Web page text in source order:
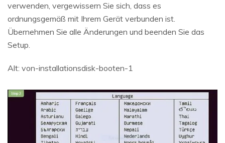
verwenden, vergewissern Sie sich, dass es
ordnungsgemäß mit Ihrem Gerät verbunden ist.
Übernehmen Sie alle Änderungen und beenden Sie das
Setup.
Alt: von-installationsdisk-booten-1